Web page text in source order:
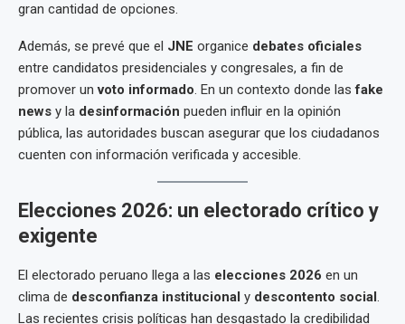
gran cantidad de opciones.
Además, se prevé que el JNE organice debates oficiales
entre candidatos presidenciales y congresales, a fin de
promover unvoto informado. En un contexto donde lasfake
news y la desinformación pueden influir en la opinión
pública, las autoridades buscan asegurar que los ciudadanos
cuenten con información verificada y accesible.
Elecciones 2026: un electorado crítico y
exigente
El electorado peruano llega a las elecciones 2026 en un
clima de desconfianza institucional y descontento social.
Las recientes crisis políticas han desgastado la credibilidad